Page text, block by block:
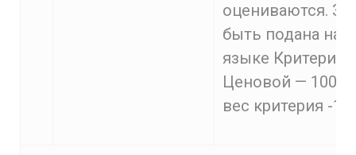
оцениваются.
быть подана на
языке Критерии
Ценовой — 100%
вес критерия -